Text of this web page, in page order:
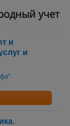
учет
и
и